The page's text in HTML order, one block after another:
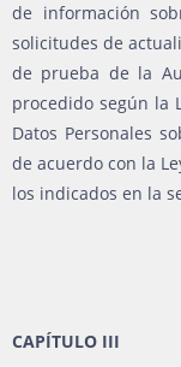
de información
solicitudes de
de prueba de la
procedido según la
Datos Personales
de acuerdo con la
los indicados en la
CAPÍTULO III